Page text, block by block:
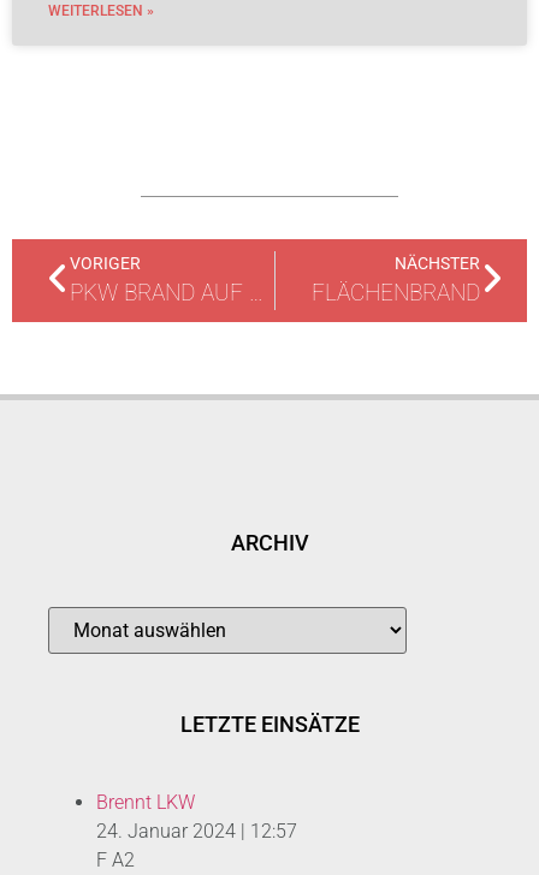
WEITERLESEN »
VORIGER
PKW BRAND AUF A67
NÄCHSTER
FLÄCHENBRAND
ARCHIV
LETZTE EINSÄTZE
Brennt LKW
24. Januar 2024 | 12:57
F A2